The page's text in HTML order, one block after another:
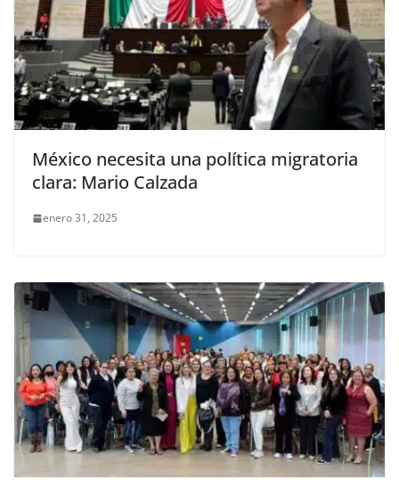
México necesita una política migratoria
clara: Mario Calzada
enero 31, 2025